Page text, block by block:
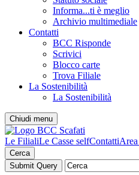
Informa...ti è meglio
Archivio multimediale
Contatti
BCC Risponde
Scrivici
Blocco carte
Trova Filiale
La Sostenibilità
La Sostenibilità
Chiudi menu
Le FilialiLe Casse selfContatti
Cerca